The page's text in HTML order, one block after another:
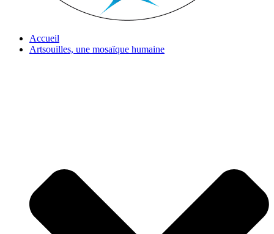
Accueil
Artsouilles, une mosaïque humaine